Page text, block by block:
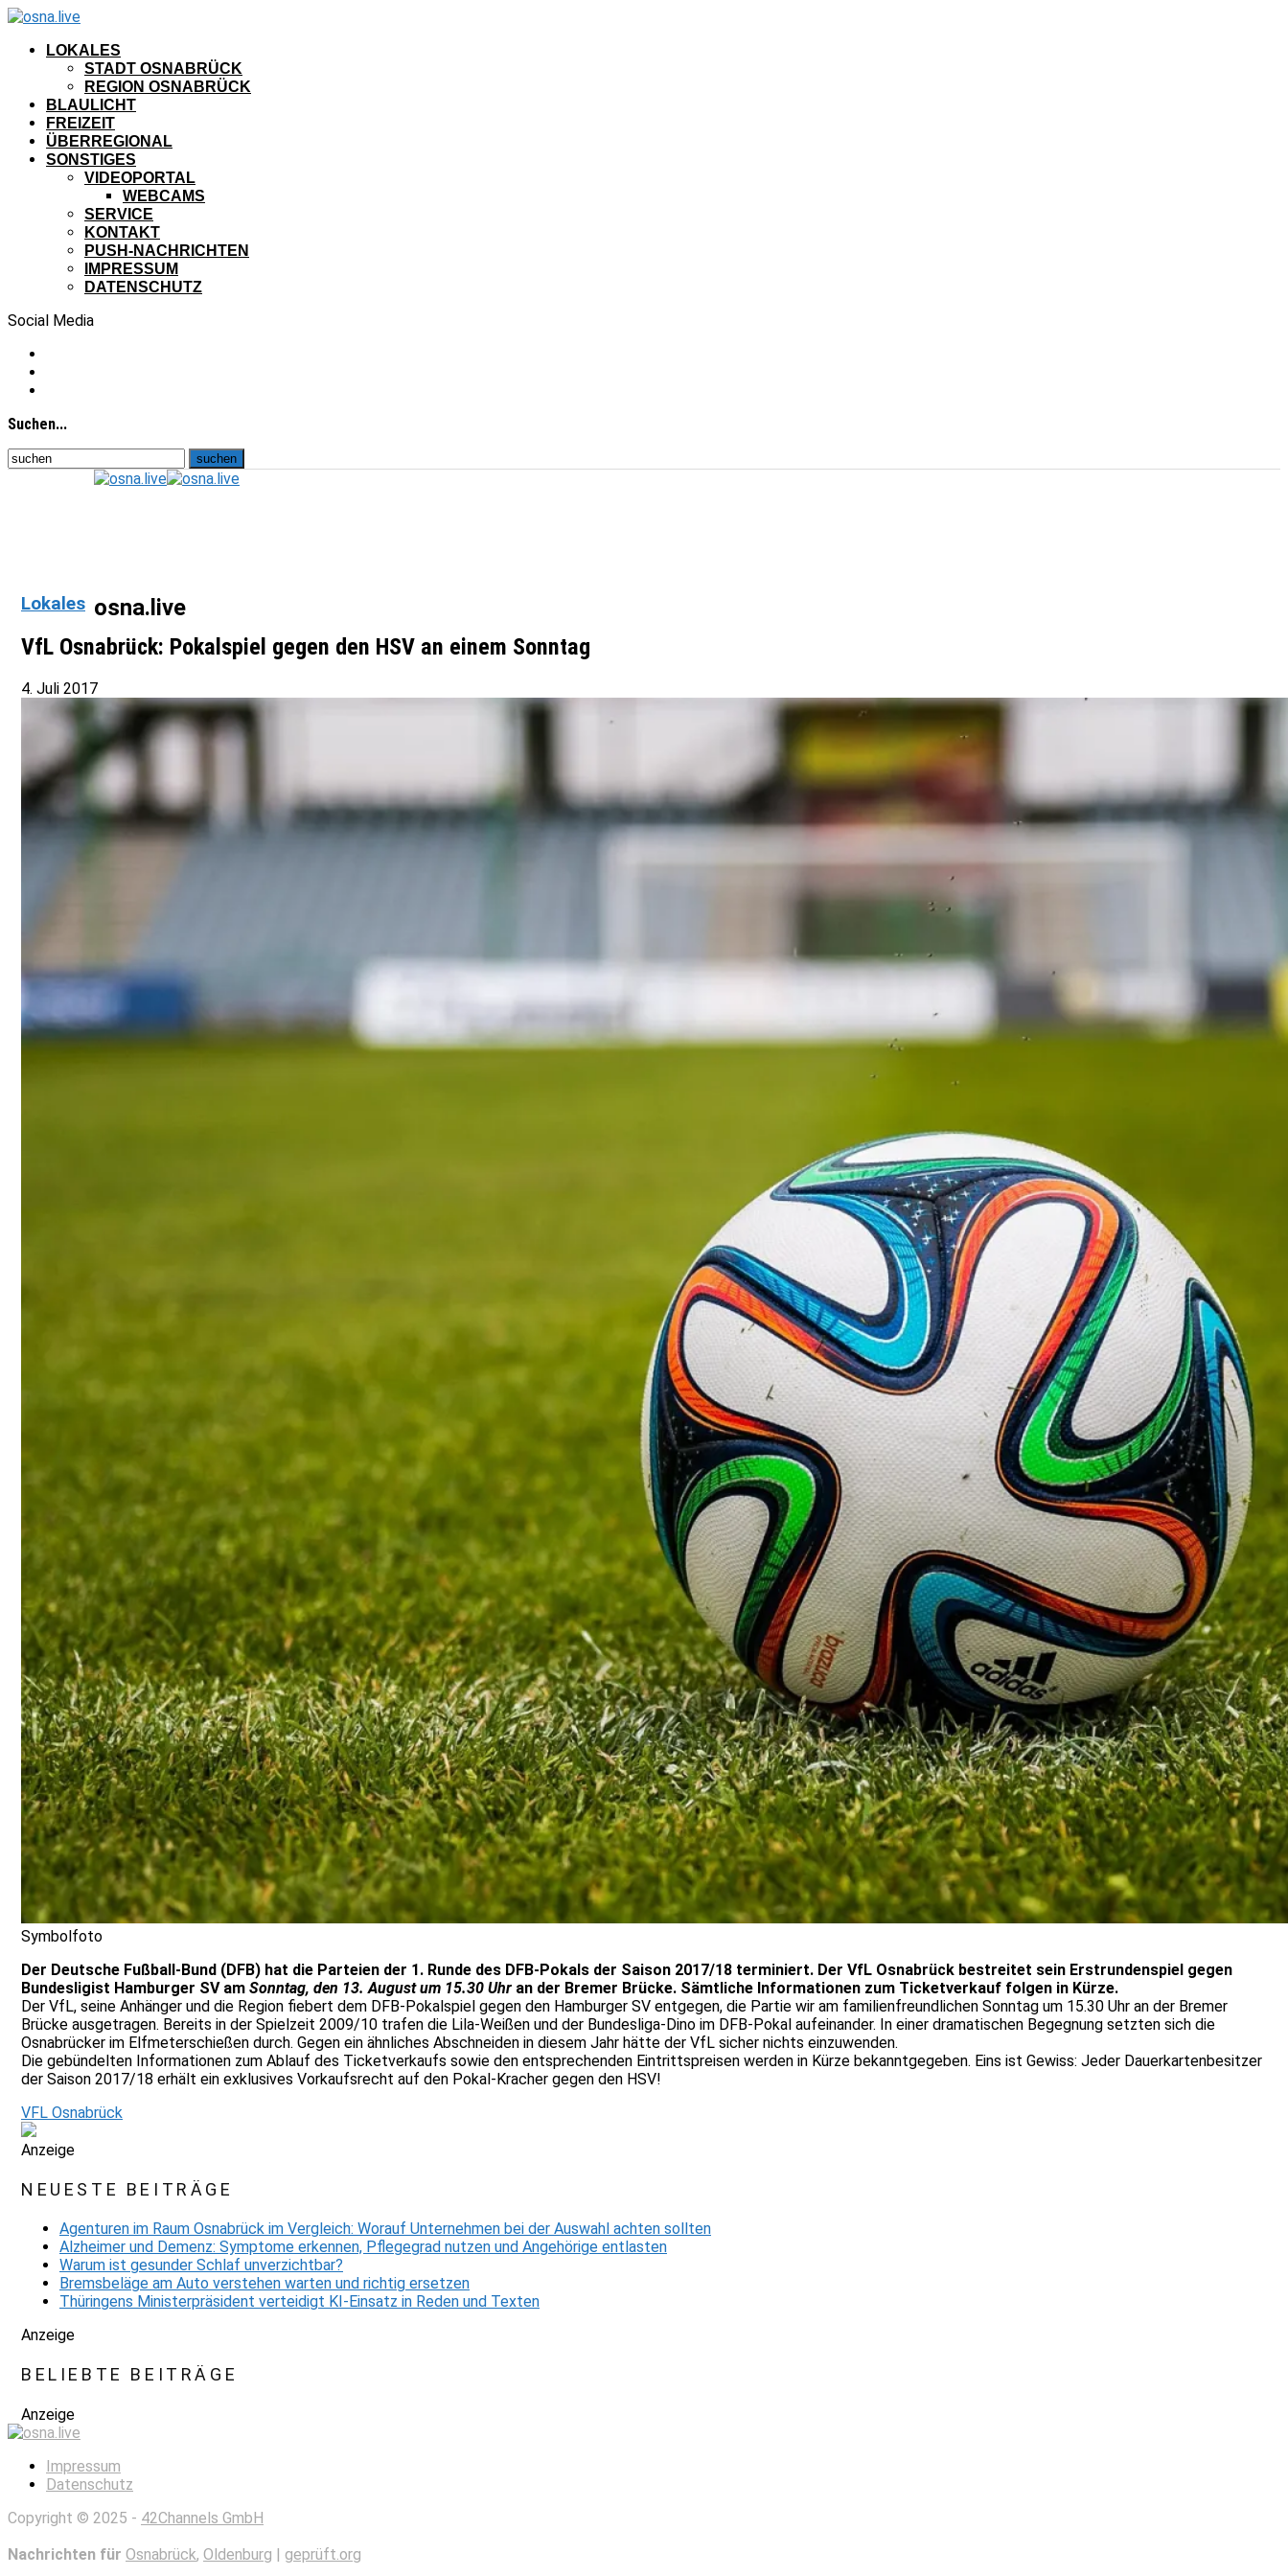
LOKALES
STADT OSNABRÜCK
REGION OSNABRÜCK
BLAULICHT
FREIZEIT
ÜBERREGIONAL
SONSTIGES
VIDEOPORTAL
WEBCAMS
SERVICE
KONTAKT
PUSH-NACHRICHTEN
IMPRESSUM
DATENSCHUTZ
Social Media
Suchen...
osna.live
Lokales
VfL Osnabrück: Pokalspiel gegen den HSV an einem Sonntag
4. Juli 2017
Symbolfoto
Der Deutsche Fußball-Bund (DFB) hat die Parteien der 1. Runde des DFB-Pokals der Saison 2017/18 terminiert. Der VfL Osnabrück bestreitet sein Erstrundenspiel gegen
Bundesligist Hamburger SV am Sonntag, den 13. August um 15.30 Uhr an der Bremer Brücke. Sämtliche Informationen zum Ticketverkauf folgen in Kürze.
Der VfL, seine Anhänger und die Region fiebert dem DFB-Pokalspiel gegen den Hamburger SV entgegen, die Partie wir am familienfreundlichen Sonntag um 15.30 Uhr an der Bremer
Brücke ausgetragen. Bereits in der Spielzeit 2009/10 trafen die Lila-Weißen und der Bundesliga-Dino im DFB-Pokal aufeinander. In einer dramatischen Begegnung setzten sich die
Osnabrücker im Elfmeterschießen durch. Gegen ein ähnliches Abschneiden in diesem Jahr hätte der VfL sicher nichts einzuwenden.
Die gebündelten Informationen zum Ablauf des Ticketverkaufs sowie den entsprechenden Eintrittspreisen werden in Kürze bekanntgegeben. Eins ist Gewiss: Jeder Dauerkartenbesitzer
der Saison 2017/18 erhält ein exklusives Vorkaufsrecht auf den Pokal-Kracher gegen den HSV!
VFL Osnabrück
Anzeige
NEUESTE BEITRÄGE
Agenturen im Raum Osnabrück im Vergleich: Worauf Unternehmen bei der Auswahl achten sollten
Alzheimer und Demenz: Symptome erkennen, Pflegegrad nutzen und Angehörige entlasten
Warum ist gesunder Schlaf unverzichtbar?
Bremsbeläge am Auto verstehen warten und richtig ersetzen
Thüringens Ministerpräsident verteidigt KI-Einsatz in Reden und Texten
Anzeige
BELIEBTE BEITRÄGE
Anzeige
Impressum
Datenschutz
Copyright © 2025 - 42Channels GmbH
Nachrichten für Osnabrück, Oldenburg | geprüft.org